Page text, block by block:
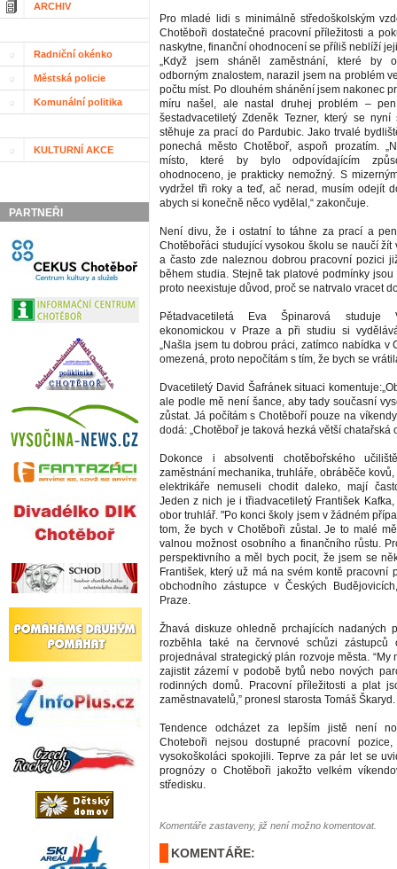
ARCHIV
Radniční okénko
Městská policie
Komunální politika
KULTURNÍ AKCE
PARTNEŘI
Pro mladé lidi s minimálně středoškolským
Chotěboři dostatečné pracovní příležitosti a
naskytne, finanční ohodnocení se příliš neblíží
„Když jsem sháněl zaměstnání, které by
odborným znalostem, narazil jsem na problém
počtu míst. Po dlouhém shánění jsem nakonec
míru našel, ale nastal druhej problém –
šestadvacetiletý Zdeněk Tezner, který se
stěhuje za prací do Pardubic. Jako trvalé
ponechá město Chotěboř, aspoň prozatím.
místo, které by bylo odpovídajícím
ohodnoceno, je prakticky nemožný. S
vydržel tři roky a teď, ač nerad, musím odejít
abych si konečně něco vydělal,“ zakončuje.
Není divu, že i ostatní to táhne za prací a
Chotěbořáci studující vysokou školu se naučí žít
a často zde naleznou dobrou pracovní pozici
během studia. Stejně tak platové podmínky
proto neexistuje důvod, proč se natrvalo vracet
Pětadvacetiletá Eva Špinarová studuje
ekonomickou v Praze a při studiu si
„Našla jsem tu dobrou práci, zatímco nabídka v
omezená, proto nepočítám s tím, že bych se
Dvacetiletý David Šafránek situaci
ale podle mě není šance, aby tady současní
zůstat. Já počítám s Chotěboří pouze na
dodá: „Chotěboř je taková hezká větší chatařská
Dokonce i absolventi chotěbořského
zaměstnání mechanika, truhláře, obráběče
elektrikáře nemuseli chodit daleko, mají
Jeden z nich je i třiadvacetiletý František
obor truhlář. "Po konci školy jsem v žádném
tom, že bych v Chotěboři zůstal. Je to malé
valnou možnost osobního a finančního růstu.
perspektivního a měl bych pocit, že jsem se
František, který už má na svém kontě pracovní
obchodního zástupce v Českých
Praze.
Žhavá diskuze ohledně prchajících nadaných
rozběhla také na červnové schůzi zástupců
projednával strategický plán rozvoje města. “My
zajistit zázemí v podobě bytů nebo nových
rodinných domů. Pracovní příležitosti a plat
zaměstnavatelů,” pronesl starosta Tomáš Škaryd.
Tendence odcházet za lepším jistě není
Choteboři nejsou dostupné pracovní
vysokoškoláci spokojili. Teprve za pár let se
prognózy o Chotěboři jakožto velkém
středisku.
Komentáře zastaveny, již není možno komentovat.
KOMENTÁŘE: